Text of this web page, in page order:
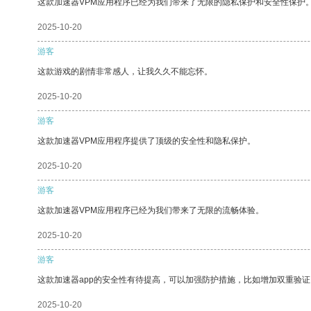
这款加速器VPM应用程序已经为我们带来了无限的隐私保护和安全性保护
2025-10-20
游客
这款游戏的剧情非常感人，让我久久不能忘怀。
2025-10-20
游客
这款加速器VPM应用程序提供了顶级的安全性和隐私保护。
2025-10-20
游客
这款加速器VPM应用程序已经为我们带来了无限的流畅体验。
2025-10-20
游客
这款加速器app的安全性有待提高，可以加强防护措施，比如增加双重验
2025-10-20